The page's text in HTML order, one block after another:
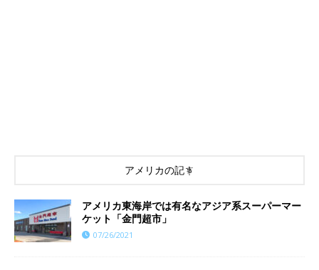
アメリカの記事
アメリカ東海岸では有名なアジア系スーパーマー
ケット「金門超市」
07/26/2021